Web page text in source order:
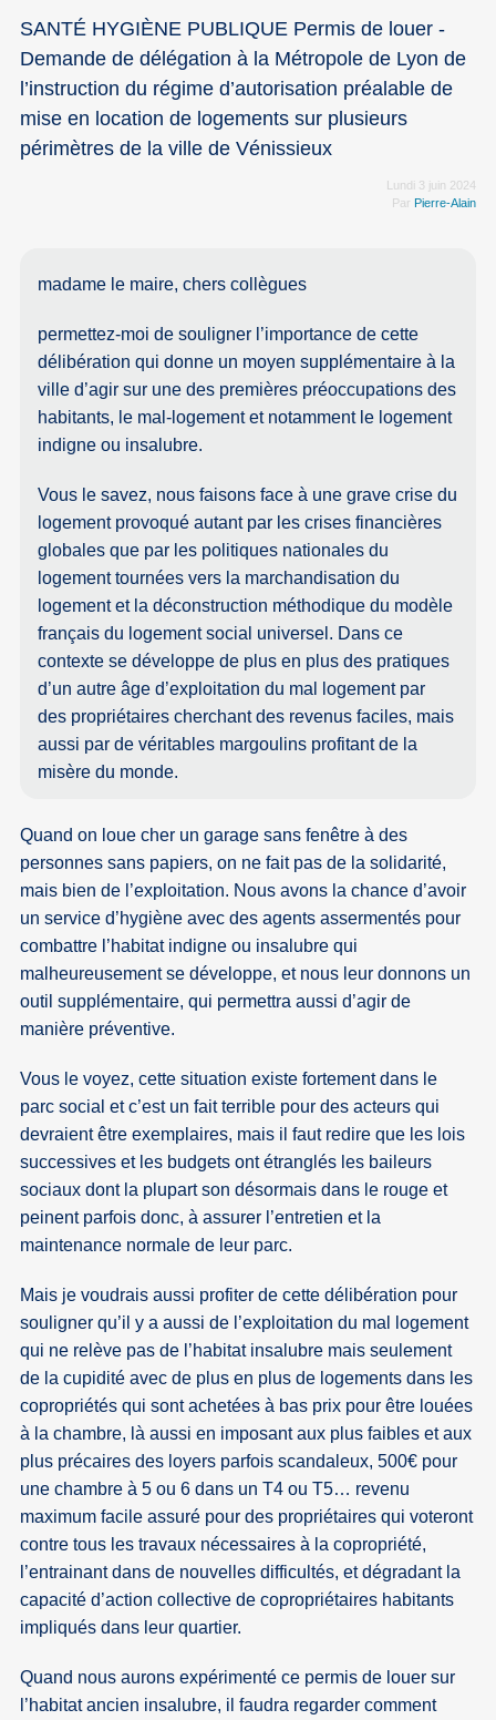
SANTÉ HYGIÈNE PUBLIQUE Permis de louer -
Demande de délégation à la Métropole de Lyon de
l’instruction du régime d’autorisation préalable de
mise en location de logements sur plusieurs
périmètres de la ville de Vénissieux
Lundi 3 juin 2024
Par Pierre-Alain
madame le maire, chers collègues
permettez-moi de souligner l’importance de cette
délibération qui donne un moyen supplémentaire à la
ville d’agir sur une des premières préoccupations des
habitants, le mal-logement et notamment le logement
indigne ou insalubre.
Vous le savez, nous faisons face à une grave crise du
logement provoqué autant par les crises financières
globales que par les politiques nationales du
logement tournées vers la marchandisation du
logement et la déconstruction méthodique du modèle
français du logement social universel. Dans ce
contexte se développe de plus en plus des pratiques
d’un autre âge d’exploitation du mal logement par
des propriétaires cherchant des revenus faciles, mais
aussi par de véritables margoulins profitant de la
misère du monde.
Quand on loue cher un garage sans fenêtre à des
personnes sans papiers, on ne fait pas de la solidarité,
mais bien de l’exploitation. Nous avons la chance d’avoir
un service d’hygiène avec des agents assermentés pour
combattre l’habitat indigne ou insalubre qui
malheureusement se développe, et nous leur donnons un
outil supplémentaire, qui permettra aussi d’agir de
manière préventive.
Vous le voyez, cette situation existe fortement dans le
parc social et c’est un fait terrible pour des acteurs qui
devraient être exemplaires, mais il faut redire que les lois
successives et les budgets ont étranglés les baileurs
sociaux dont la plupart son désormais dans le rouge et
peinent parfois donc, à assurer l’entretien et la
maintenance normale de leur parc.
Mais je voudrais aussi profiter de cette délibération pour
souligner qu’il y a aussi de l’exploitation du mal logement
qui ne relève pas de l’habitat insalubre mais seulement
de la cupidité avec de plus en plus de logements dans les
copropriétés qui sont achetées à bas prix pour être louées
à la chambre, là aussi en imposant aux plus faibles et aux
plus précaires des loyers parfois scandaleux, 500€ pour
une chambre à 5 ou 6 dans un T4 ou T5… revenu
maximum facile assuré pour des propriétaires qui voteront
contre tous les travaux nécessaires à la copropriété,
l’entrainant dans de nouvelles difficultés, et dégradant la
capacité d’action collective de copropriétaires habitants
impliqués dans leur quartier.
Quand nous aurons expérimenté ce permis de louer sur
l’habitat ancien insalubre, il faudra regarder comment